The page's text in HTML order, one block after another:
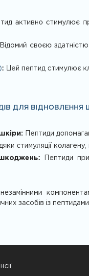
активно стимулює
Відомий своєю
: Цей пептид стимулює
ДЛЯ ВІДНОВЛЕННЯ
Пептиди
стимуляції
Пептиди
засобів із